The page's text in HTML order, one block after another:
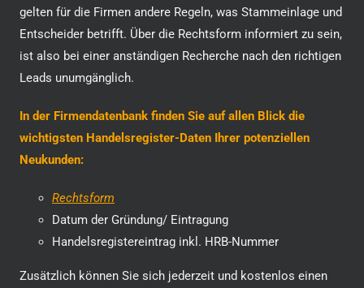
gelten für die Firmen andere Regeln, was Stammeinlage und
Entscheider betrifft. Über die Rechtsform informiert zu sein,
ist also bei einer anständigen Recherche nach den richtigen
Leads unumgänglich.
In der Firmendatenbank finden Sie auf allen Blick die
wichtigsten Handelsregister-Daten Ihrer potenziellen
Neukunden:
Rechtsform
Datum der Gründung/ Eintragung
Handelsregistereintrag inkl. HRB-Nummer
Zusätzlich können Sie sich jederzeit und kostenlos einen